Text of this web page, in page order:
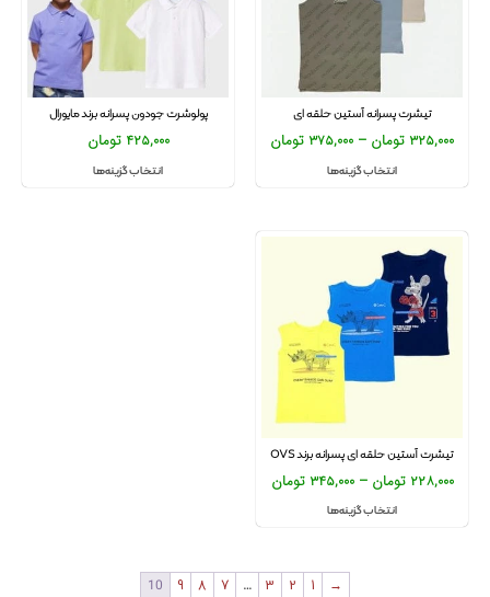
تیشرت پسرانه آستین حلقه ای
325,000 تومان –
375,000 تومان
انتخاب گزینه‌ها
پولوشرت جودون پسرانه برند مایورال
425,000 تومان
انتخاب گزینه‌ها
تیشرت آستین حلقه ای پسرانه برند OVS
228,000 تومان –
345,000 تومان
انتخاب گزینه‌ها
→
1
2
3
…
7
8
9
10